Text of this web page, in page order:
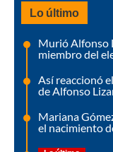
Lo último
Murió Alfonso
miembro del
Así reaccionó
de Alfonso
Mariana
el nacimiento